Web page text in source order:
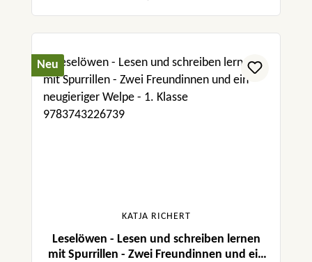
Neu
KATJA RICHERT
Leselöwen - Lesen und schreiben lernen
mit Spurrillen - Zwei Freundinnen und ein